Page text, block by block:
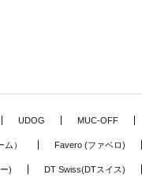
UDOG MUC-OFF
） Favero (ファベロ)
) DT Swiss(DTスイス)